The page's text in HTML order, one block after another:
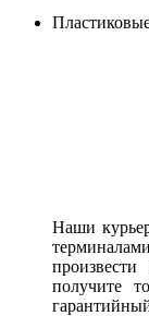
Наши
получите